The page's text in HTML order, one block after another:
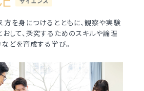
を身につけるとともに、観察や実験
して、探究するためのスキルや論理
どを育成する学び。